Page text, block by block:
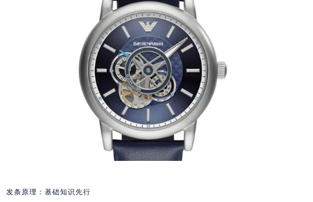
发条原理：基础知识先行